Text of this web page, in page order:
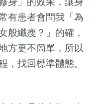
有患者會問我「為
般纖瘦？」的確，
方更不簡單，所以
，找回標準體態。